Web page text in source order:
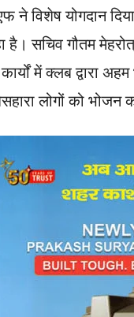
ने विशेष योगदान
है। सचिव गौतम
में क्लब द्वारा
लोगों को भोजन